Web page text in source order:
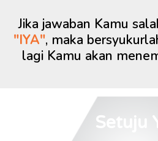
Jika jawaban Kamu
"IYA", maka
lagi Kamu akan
Setuju